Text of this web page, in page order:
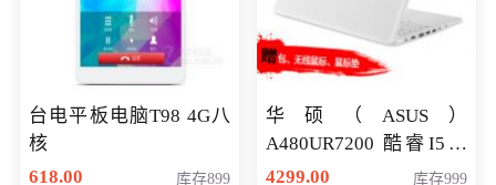
台电平板电脑T98 4G八
核
618.00
库存899
华硕（ASUS）
A480UR7200 酷睿I5超
薄学生办公游戏独显笔
4299.00 库存999